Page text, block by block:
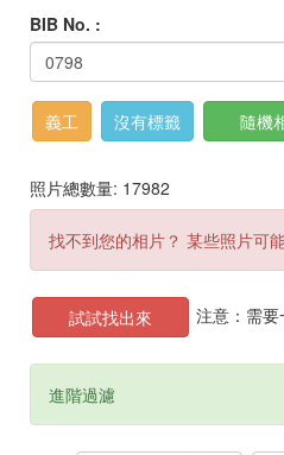
BIB No. :
義工 沒有標籤 隨機
照片總數量: 17982
找不到您的相片？ 某些照片可
試試找出來 注意：需要
進階過濾